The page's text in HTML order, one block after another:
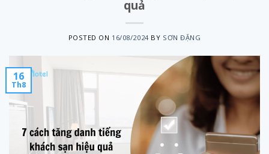
quả
POSTED ON 16/08/2024BY SƠN ĐẶNG
16
Th8